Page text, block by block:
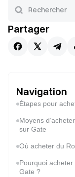
Partager
Navigation
Étapes pour
Moyens
sur Gate
Où acheter du
Pourquoi
Gate ?